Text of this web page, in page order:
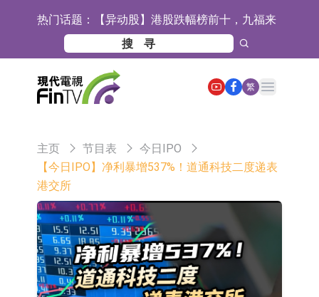
热门话题： 【异动股】港股跌幅榜前十，九福来
(08611.HK)跌21.43%，天瑞汽车内饰
(06162.HK)跌18.44%
【异动股】港股涨幅榜前十，佳明集
团控股(01271.HK)涨+78.22%，拿森
科技(02261.HK)涨+64.11%
斯迪克：公司为国内折叠屏核心功能
材料供应商
恒瑞医药：公司已在中国获批上市26
目标客户的测试认证
上期所：7月份对11个实际控制关系
江总部物业服务项目
亚太股份：公司是零跑汽车和
Stellantis集团的供应商
理工雷科面向边缘AI场景推出"山
海"系列智算模组 系列产品基于国产
【异动股】医疗研发外包板块拉升，
繁
Open main menu
主页 节目表
今日IPO
【今日IPO】净利暴增537%！道通科技二度递表
港交所